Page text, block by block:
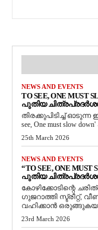
NEWS AND EVENTS
TO SEE, ONE
പുതിയ
തിരക്കുപിടിച്ച്
see, One must slow
25th March 2026
NEWS AND EVENTS
“TO SEE, ONE
പുതിയ
കോഴിക്കോടിന്റെ
ഗുജറാത്തി സ്ട്രീറ്റ്,
വഹിക്കാൻ
23rd March 2026